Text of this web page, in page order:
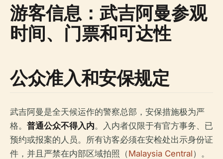
游客信息：武吉阿曼参观
时间、门票和可达性
公众准入和安保规定
武吉阿曼是全天候运作的警察总部，安保措施极为严
格。 普通公众不得入内。入内者仅限于有官方事务、已
预约或报案的人员。所有访客必须在安检处出示身份证
件，并且严禁在内部区域拍照（Malaysia Central）。